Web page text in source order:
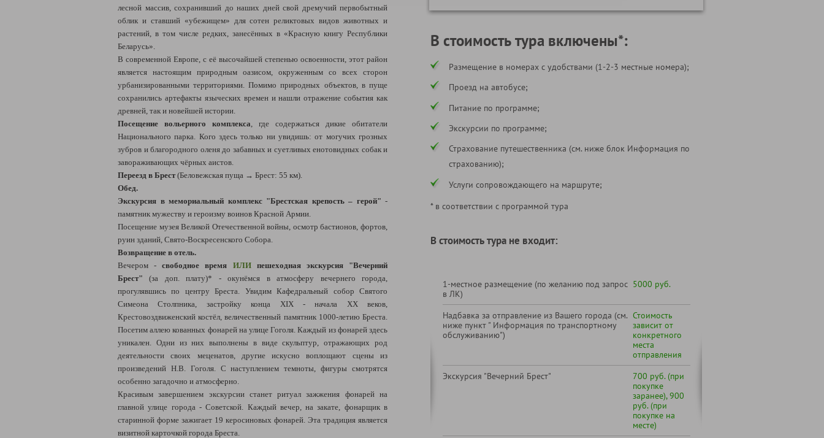
лесной массив, сохранивший до наших дней свой дремучий первобытный
облик и ставший «убежищем» для сотен реликтовых видов животных и
растений, в том числе редких, занесённых в «Красную книгу Республики
Беларусь».
В современной Европе, с её высочайшей степенью освоенности, этот район
является настоящим природным оазисом, окруженным со всех сторон
урбанизированными территориями. Помимо природных объектов, в пуще
сохранились артефакты языческих времен и нашли отражение события как
древней, так и новейшей истории.
Посещение вольерного комплекса , где содержаться дикие обитатели
Национального парка. Кого здесь только ни увидишь: от могучих грозных
зубров и благородного оленя до забавных и суетливых енотовидных собак и
завораживающих чёрных аистов.
Переезд в Брест(Беловежская пуща → Брест: 55 км).
Обед.
Экскурсия в мемориальный комплекс "Брестская крепость – герой" -
памятник мужеству и героизму воинов Красной Армии.
Посещение музея Великой Отечественной войны, осмотр бастионов, фортов,
руин зданий, Свято-Воскресенского Собора.
Возвращение в отель.
Вечером -свободное время ИЛИпешеходная экскурсия "Вечерний
Брест" (за доп. плату)* - окунёмся в атмосферу вечернего города,
прогулявшись по центру Бреста. Увидим Кафедральный собор Святого
Симеона Столпника, застройку конца XIX - начала XX веков,
Крестовоздвиженский костёл, величественный памятник 1000-летию Бреста.
Посетим аллею кованных фонарей на улице Гоголя. Каждый из фонарей здесь
уникален. Одни из них выполнены в виде скульптур, отражающих род
деятельности своих меценатов, другие искусно воплощают сцены из
произведений Н.В. Гоголя. С наступлением темноты, фигуры смотрятся
особенно загадочно и атмосферно.
Красивым завершением экскурсии станет ритуал зажжения фонарей на
главной улице города - Советской. Каждый вечер, на закате, фонарщик в
старинной форме зажигает 19 керосиновых фонарей. Эта традиция является
визитной карточкой города Бреста.
В стоимость тура включены*:
Размещение в номерах с удобствами (1-2-3 местные номера);
Проезд на автобусе;
Питание по программе;
Экскурсии по программе;
Страхование путешественника (см. ниже блок Информация по
страхованию);
Услуги сопровождающего на маршруте;
* в соответствии с программой тура
В стоимость тура не входит:
1-местное размещение (по желанию под запрос
в ЛК)
5000 руб.
Надбавка за отправление из Вашего города (см.
ниже пункт " Информация по транспортному
обслуживанию")
Стоимость
зависит от
конкретного
места
отправления
Экскурсия "Вечерний Брест"
700 руб. (при
покупке
заранее), 900
руб. (при
покупке на
месте)